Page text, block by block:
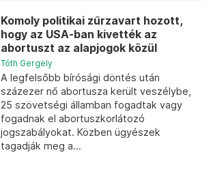
Komoly politikai zűrzavart hozott,
hogy az USA-ban kivették az
abortuszt az alapjogok közül
Tóth Gergely
A legfelsőbb bírósági döntés után
százezer nő abortusza került veszélybe,
25 szövetségi államban fogadtak vagy
fogadnak el abortuszkorlátozó
jogszabályokat. Közben ügyészek
tagadják meg a...